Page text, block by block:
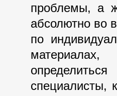
проблемы, а
абсолютно во
по
специалисты,